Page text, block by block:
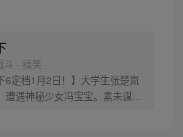
斗 · 搞笑
6定档1月2日！】大学生张楚岚
遭遇神秘少女冯宝宝。素未谋面